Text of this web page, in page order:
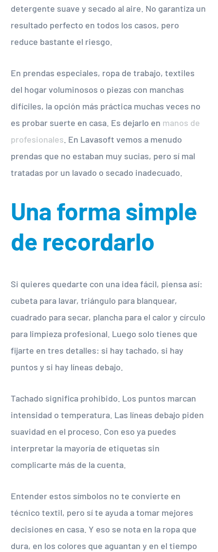
detergente suave y secado al aire. No garantiza un
resultado perfecto en todos los casos, pero
reduce bastante el riesgo.
En prendas especiales, ropa de trabajo, textiles
del hogar voluminosos o piezas con manchas
difíciles, la opción más práctica muchas veces no
es probar suerte en casa. Es dejarlo en manos de
profesionales . En Lavasoft vemos a menudo
prendas que no estaban muy sucias, pero sí mal
tratadas por un lavado o secado inadecuado.
Una forma simple
de recordarlo
Si quieres quedarte con una idea fácil, piensa así:
cubeta para lavar, triángulo para blanquear,
cuadrado para secar, plancha para el calor y círculo
para limpieza profesional. Luego solo tienes que
fijarte en tres detalles: si hay tachado, si hay
puntos y si hay líneas debajo.
Tachado significa prohibido. Los puntos marcan
intensidad o temperatura. Las líneas debajo piden
suavidad en el proceso. Con eso ya puedes
interpretar la mayoría de etiquetas sin
complicarte más de la cuenta.
Entender estos símbolos no te convierte en
técnico textil, pero sí te ayuda a tomar mejores
decisiones en casa. Y eso se nota en la ropa que
dura, en los colores que aguantan y en el tiempo